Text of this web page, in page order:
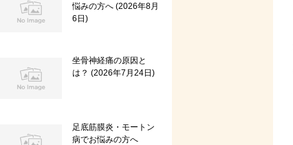
悩みの方へ 2026年8月
6日
坐骨神経痛の原因と
は？
2026年7月24日
足底筋膜炎・モートン
病でお悩みの方へ